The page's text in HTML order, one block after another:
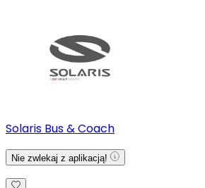
Solaris Bus & Coach
Nie zwlekaj z aplikacją!